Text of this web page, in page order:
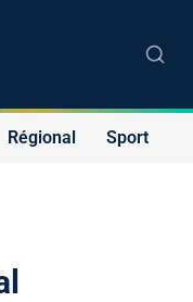
Régional Sport